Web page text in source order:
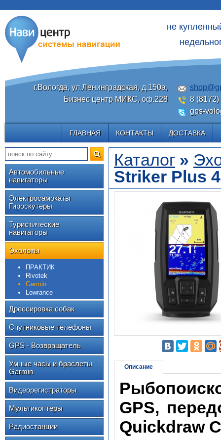
не
г.Вологда, ул.Ленинградская, д.150а,
Бизнес центр МИКС, оф.228
8 (8172)
gps-
ГЛАВНАЯ КОНТАКТЫ ДОСТАВКА
Автомобильные
навигаторы
Электросамокаты
Гироскутеры
Туристические
навигаторы
Эхолоты
ПРАКТИК
Rivotek
Garmin
Lowrance
Дрессировка собак
Спутниковые телефоны
GPS - Возвращатель
Умные часы и браслеты
Garmin
Видеорегистраторы
Мультикоптеры
Радиостанции
Каталог »
Striker Plus 4
Описание
GPS,
Quickdraw